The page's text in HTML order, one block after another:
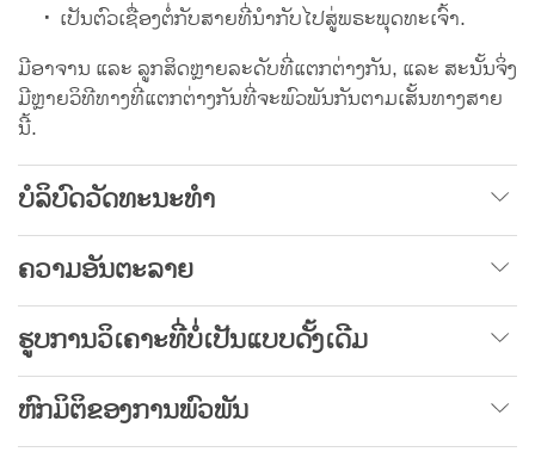
ເປັນຕົວເຊື່ອງຕໍ່ກັບສາຍທີ່ນຳກັບໄປສູ່ພຣະພຸດທະເຈົ້າ.
ມີອາຈານ ແລະ ລູກສິດຫຼາຍລະດັບທີ່ແຕກຕ່າງກັນ, ແລະ ສະນັ້ນຈິ່ງ
ມີຫຼາຍວິທີທາງທີ່ແຕກຕ່າງກັນທີ່ຈະພົວພັນກັນຕາມເສັ້ນທາງສາຍ
ນີ້.
ບໍລິບົດວັດທະນະທຳ
ຄວາມອັນຕະລາຍ
ຮູບການວິເຄາະທີ່ບໍ່ເປັນແບບດັ້ງເດີມ
ຫົກມິຕິຂອງການພົວພັນ